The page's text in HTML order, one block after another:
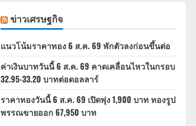
ข่าวเศรษฐกิจ
แนวโน้มราคาทอง 6 ส.ค. 69 พักตัวลงก่อนขึ้นต่อ
ค่าเงินบาทวันนี้ 6 ส.ค. 69 คาดเคลื่อนไหวในกรอบ
32.95-33.20 บาทต่อดอลลาร์
ราคาทองวันนี้ 6 ส.ค. 69 เปิดพุ่ง 1,900 บาท ทองรูป
พรรณขายออก 67,950 บาท